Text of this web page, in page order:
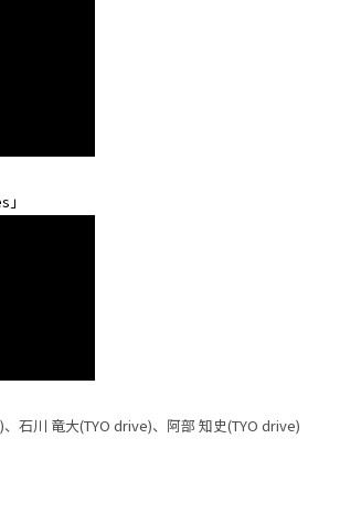
石川 竜大(TYO drive)、阿部 知史(TYO drive)